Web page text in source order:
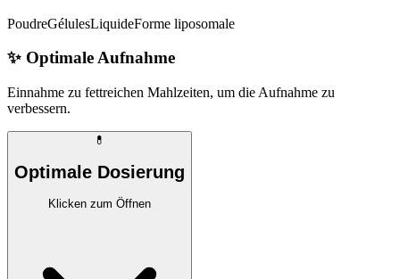
PoudreGélulesLiquideForme liposomale
✨ Optimale Aufnahme
Einnahme zu fettreichen Mahlzeiten, um die Aufnahme zu
verbessern.
💊
Optimale Dosierung
Klicken zum Öffnen